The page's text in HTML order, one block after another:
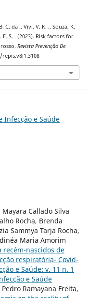
C. da ., Vivi, V. K. ., Souza, K.
E. S. . (2023). Risk factors for
Revista Prevenção De
Infecção e Saúde
Callado Silva
Rocha, Brenda
Sammya Tarja Rocha,
Maria Amorim
recém-nascidos de
respiratória- Covid-
e Saúde: v. 11 n. 1
e Saúde
Ramayana Freita,